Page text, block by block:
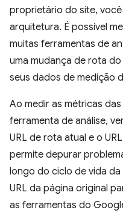
proprietário do site,
arquitetura. É possível
muitas ferramentas de
uma mudança de rota
seus dados de medição
Ao medir as métricas
ferramenta de análise,
URL de rota atual e o
permite depurar
longo do ciclo de vida
URL da página original
as ferramentas do